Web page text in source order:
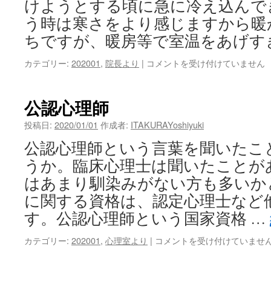
けようとする頃に急に冷え込ん
う時は寒さをより感じますから
ちですが、暖房等で室温をあげ
カテゴリー: 202001, 院長より | 院
コメントを受け付けていません
公認心理師
投稿日: 2020/01/01 作成者: ITAKURAYoshiyuki
公認心理師という言葉を聞いた
うか。臨床心理士は聞いたこと
はあまり馴染みがない方も多い
に関する資格は、認定心理士な
す。公認心理師という国家資格 …
カテゴリー: 202001, 心理室より | 公
コメントを受け付けていませ